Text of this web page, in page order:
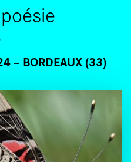
BORDEAUX (33)